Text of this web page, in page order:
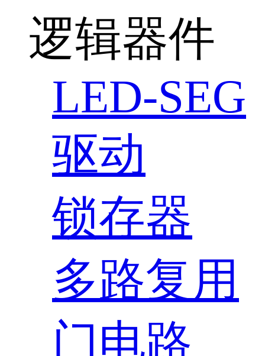
逻辑器件
LED-SEG
驱动
锁存器
多路复用
门电路